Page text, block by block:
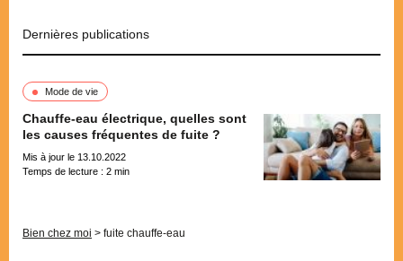
Dernières publications
Mode de vie
Chauffe-eau électrique, quelles sont
les causes fréquentes de fuite ?
Mis à jour le 13.10.2022
Temps de lecture : 2 min
Bien chez moi > fuite chauffe-eau